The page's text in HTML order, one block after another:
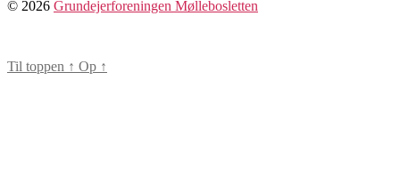
© 2026 Grundejerforeningen Møllebosletten
Til toppen ↑ Op ↑